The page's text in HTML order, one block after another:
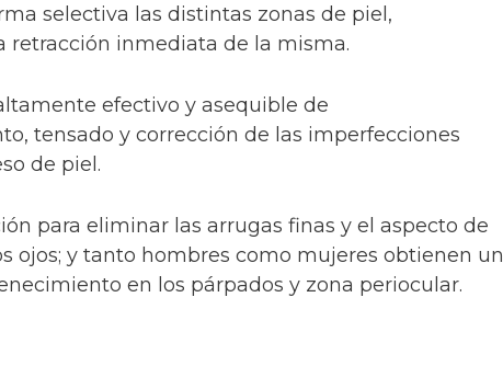
selectiva las distintas zonas de piel,
retracción inmediata de la misma.
efectivo y asequible de
tensado y corrección de las imperfecciones
de piel.
para eliminar las arrugas finas y el aspecto de
ojos; y tanto hombres como mujeres obtienen un
en los párpados y zona periocular.